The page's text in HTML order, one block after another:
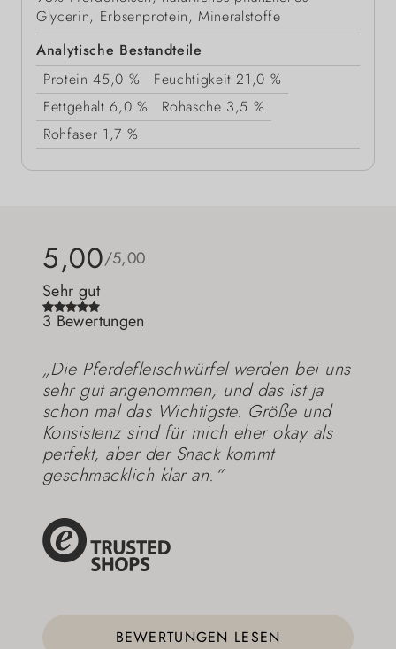
Glycerin, Erbsenprotein, Mineralstoffe
Analytische Bestandteile
Protein 45,0 % Feuchtigkeit 21,0 %
Fettgehalt 6,0 % Rohasche 3,5 %
Rohfaser 1,7 %
5,00/5,00
Sehr gut
3 Bewertungen
„Die Pferdefleischwürfel werden bei uns
sehr gut angenommen, und das ist ja
schon mal das Wichtigste. Größe und
Konsistenz sind für mich eher okay als
perfekt, aber der Snack kommt
geschmacklich klar an.“
BEWERTUNGEN LESEN